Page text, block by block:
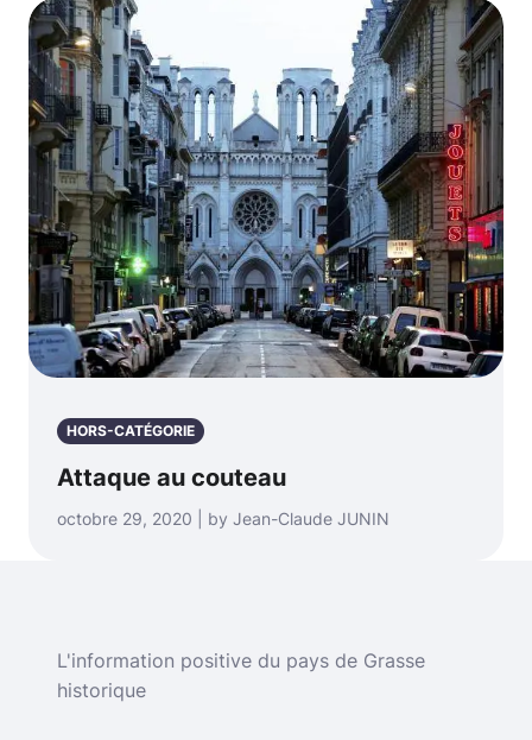
HORS-CATÉGORIE
Attaque au couteau
octobre 29, 2020 | by Jean-Claude JUNIN
L'information positive du pays de Grasse
historique